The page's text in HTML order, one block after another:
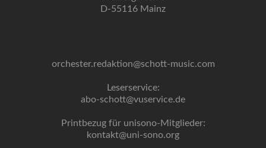
D-55116 Mainz
orchester.redaktion@schott-music.com
Leserservice:
abo-schott@vuservice.de
Printbezug für unisono-Mitglieder:
kontakt@uni-sono.org